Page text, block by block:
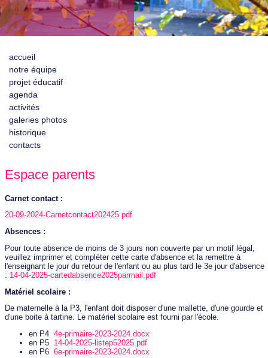
accueil
notre équipe
projet éducatif
agenda
activités
galeries photos
historique
contacts
Espace parents
Carnet contact :
20-09-2024-Carnetcontact202425.pdf
Absences :
Pour toute absence de moins de 3 jours non couverte par un motif légal,
veuillez imprimer et compléter cette carte d'absence et la remettre à
l'enseignant le jour du retour de l'enfant ou au plus tard le 3e jour d'absence
: 14-04-2025-cartedabsence2025parmail.pdf
Matériel scolaire :
De maternelle à la P3, l'enfant doit disposer d'une mallette, d'une gourde et
d'une boite à tartine. Le matériel scolaire est fourni par l'école.
en P4 4e-primaire-2023-2024.docx
en P5 14-04-2025-listep52025.pdf
en P6 6e-primaire-2023-2024.docx